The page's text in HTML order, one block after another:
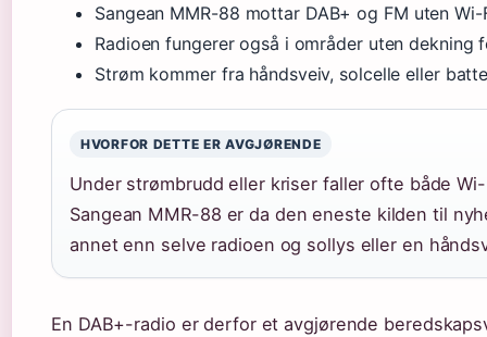
Sangean MMR-88 mottar DAB+ og FM uten
Radioen fungerer også i områder uten dekning
Strøm kommer fra håndsveiv, solcelle eller
HVORFOR DETTE ER AVGJØRENDE
Under strømbrudd eller kriser faller ofte både
Sangean MMR-88 er da den eneste kilden til
annet enn selve radioen og sollys eller en
En DAB+-radio er derfor et avgjørende